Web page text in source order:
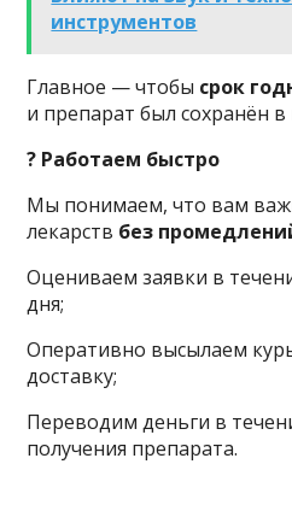
инструментов
Главное — чтобы срок
и препарат был сохранён
? Работаем быстро
Мы понимаем, что вам
лекарств без
Оцениваем заявки в
дня;
Оперативно высылаем
доставку;
Переводим деньги в
получения препарата.